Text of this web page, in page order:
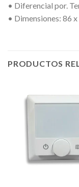
• Diferencial por.
• Dimensiones: 86
PRODUCTOS